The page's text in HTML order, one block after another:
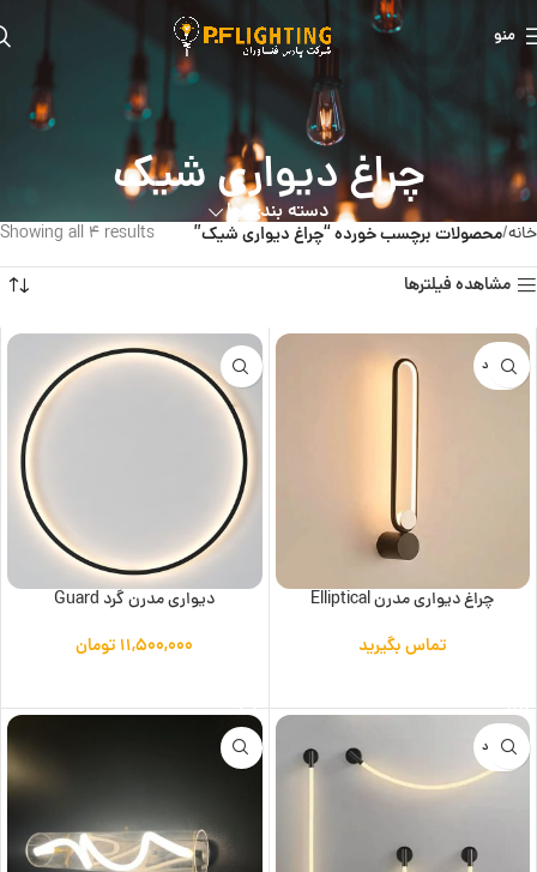
منو
چراغ دیواری شیک
دسته بندی ها
خانه محصولات برچسب خورده “چراغ دیواری شیک” Showing all 4 results
مشاهده فیلترها
ناموجود
چراغ دیواری مدرن Elliptical
تماس بگیرید
دیواری مدرن گرد Guard
۱۱,۵۰۰,۰۰۰ تومان
ناموجود